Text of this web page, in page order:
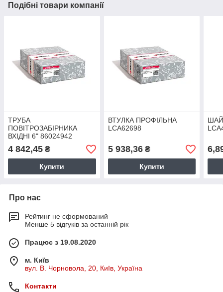
Подібні товари компанії
ТРУБА
ПОВІТРОЗАБІРНИКА
ВХІДНІ 6" 86024942
4 842,45 ₴
Купити
ВТУЛКА ПРОФІЛЬНА
LCA62698
5 938,36₴
Купити
Про нас
Рейтинг не сформований
Менше 5 відгуків за останній рік
Працює з 19.08.2020
м. Київ
вул. В. Чорновола, 20, Київ, Україна
Контакти